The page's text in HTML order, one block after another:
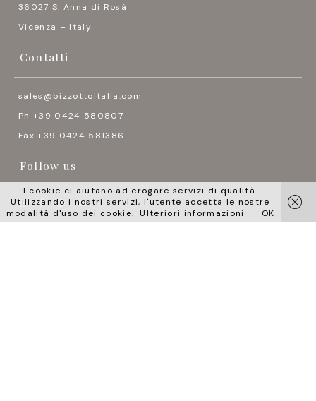
36027 S. Anna di Rosà
Vicenza – Italy
Contatti
sales@bizzottoitalia.com
Ph +39 0424 580807
Fax +39 0424 581386
Follow us
   
I cookie ci aiutano ad erogare servizi di qualità.
Utilizzando i nostri servizi, l'utente accetta le nostre
modalità d'uso dei cookie. Ulteriori informazioni OK